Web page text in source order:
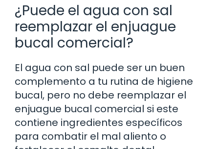
¿Puede el agua con sal
reemplazar el enjuague
bucal comercial?
El agua con sal puede ser un buen
complemento a tu rutina de higiene
bucal, pero no debe reemplazar el
enjuague bucal comercial si este
contiene ingredientes específicos
para combatir el mal aliento o